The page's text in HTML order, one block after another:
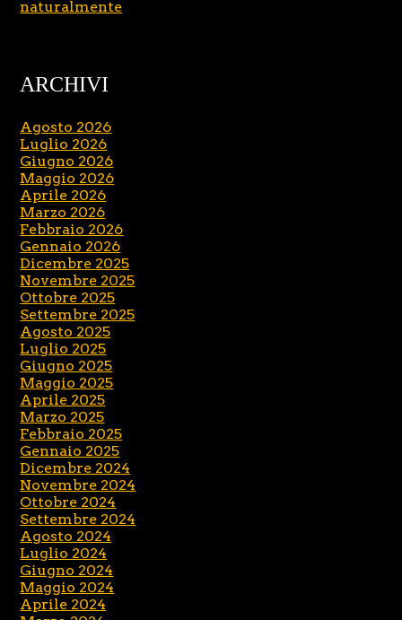
naturalmente
ARCHIVI
Agosto 2026
Luglio 2026
Giugno 2026
Maggio 2026
Aprile 2026
Marzo 2026
Febbraio 2026
Gennaio 2026
Dicembre 2025
Novembre 2025
Ottobre 2025
Settembre 2025
Agosto 2025
Luglio 2025
Giugno 2025
Maggio 2025
Aprile 2025
Marzo 2025
Febbraio 2025
Gennaio 2025
Dicembre 2024
Novembre 2024
Ottobre 2024
Settembre 2024
Agosto 2024
Luglio 2024
Giugno 2024
Maggio 2024
Aprile 2024